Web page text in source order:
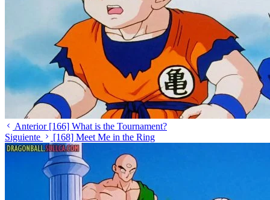
Anterior [166] What is the Tournament?
Siguiente
[168] Meet Me in the Ring